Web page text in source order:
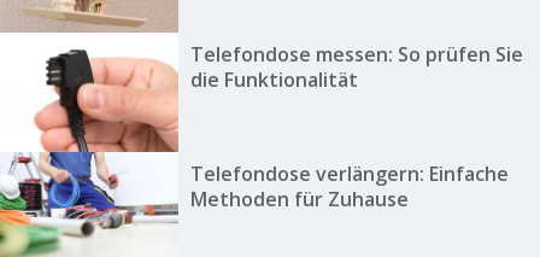
Telefondose messen: So prüfen Sie
die Funktionalität
Telefondose verlängern: Einfache
Methoden für Zuhause